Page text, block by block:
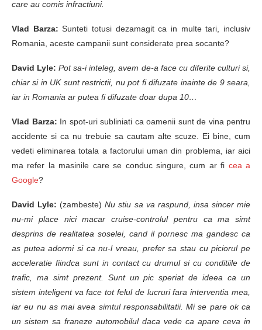
care au comis infractiuni.
Vlad Barza: Sunteti totusi dezamagit ca in multe tari, inclusiv
Romania, aceste campanii sunt considerate prea socante?
David Lyle: Pot sa-i inteleg, avem de-a face cu diferite culturi si,
chiar si in UK sunt restrictii, nu pot fi difuzate inainte de 9 seara,
iar in Romania ar putea fi difuzate doar dupa 10…
Vlad Barza: In spot-uri subliniati ca oamenii sunt de vina pentru
accidente si ca nu trebuie sa cautam alte scuze. Ei bine, cum
vedeti eliminarea totala a factorului uman din problema, iar aici
ma refer la masinile care se conduc singure, cum ar fi cea a
Google?
David Lyle: (zambeste)Nu stiu sa va raspund, insa sincer mie
nu-mi place nici macar cruise-controlul pentru ca ma simt
desprins de realitatea soselei, cand il pornesc ma gandesc ca
as putea adormi si ca nu-l vreau, prefer sa stau cu piciorul pe
acceleratie fiindca sunt in contact cu drumul si cu conditiile de
trafic, ma simt prezent. Sunt un pic speriat de ideea ca un
sistem inteligent va face tot felul de lucruri fara interventia mea,
iar eu nu as mai avea simtul responsabilitatii. Mi se pare ok ca
un sistem sa franeze automobilul daca vede ca apare ceva in